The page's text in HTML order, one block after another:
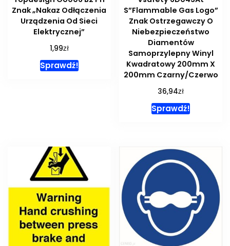
Znak „Nakaz Odłączenia
Urządzenia Od Sieci
Elektrycznej”
1,99zł
Sprawdź!
S”Flammable Gas Logo”
Znak Ostrzegawczy O
Niebezpieczeństwo
Diamentów
Samoprzylepny Winyl
Kwadratowy 200mm X
200mm Czarny/Czerwo
36,94zł
Sprawdź!